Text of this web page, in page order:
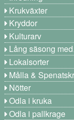
Krukväxter
Kryddor
Kulturarv
Lång säsong
Lokalsorter
Målla &
Nötter
Odla i kruka
Odla i pallkrage